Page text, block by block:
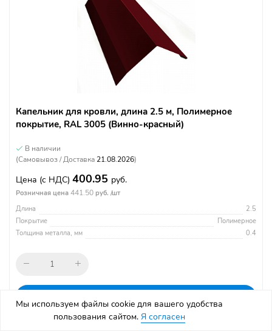
Капельник для кровли, длина 2.5 м, Полимерное
покрытие, RAL 3005 (Винно-красный)
В наличии
(Самовывоз / Доставка 21.08.2026)
Цена (с НДС) 400.95 руб.
Розничная цена 441.50 руб. /шт
Длина
2.5
Покрытие
Полимерное
Толщина металла, мм
0.4
Мы используем файлы cookie для вашего удобства
пользования сайтом. Я согласен